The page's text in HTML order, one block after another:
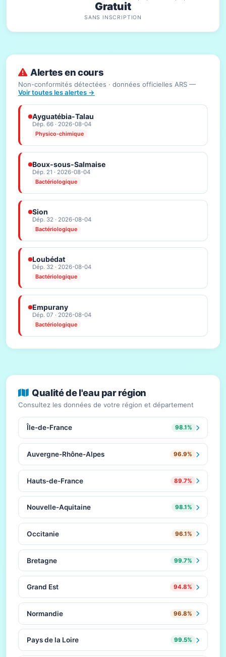
Gratuit
SANS INSCRIPTION
Alertes en cours
Non-conformités détectées · données officielles ARS —
Voir toutes les alertes →
Ayguatébia-Talau
Dép. 66 · 2026-08-04
Physico-chimique
Boux-sous-Salmaise
Dép. 21 · 2026-08-04
Bactériologique
Sion
Dép. 32 · 2026-08-04
Bactériologique
Loubédat
Dép. 32 · 2026-08-04
Bactériologique
Empurany
Dép. 07 · 2026-08-04
Bactériologique
Qualité de l'eau par région
Consultez les données de votre région et département
Île-de-France 98.1%
Auvergne-Rhône-Alpes 96.9%
Hauts-de-France 89.7%
Nouvelle-Aquitaine 98.1%
Occitanie 96.1%
Bretagne 99.7%
Grand Est 94.8%
Normandie 96.8%
Pays de la Loire 99.5%